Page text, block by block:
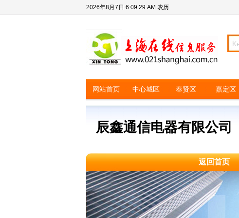
2026年8月7日 6:09:29 AM 农历
网站首页 中心城区 奉贤区 嘉定区
辰鑫通信电器有限公司
返回首页